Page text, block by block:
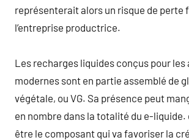
représenterait alors un risque de perte
l’entreprise productrice.
Les recharges liquides conçus pour
modernes sont en partie assemblé de
végétale, ou VG. Sa présence peut
en nombre dans la totalité du e-liquide.
être le composant qui va favoriser la